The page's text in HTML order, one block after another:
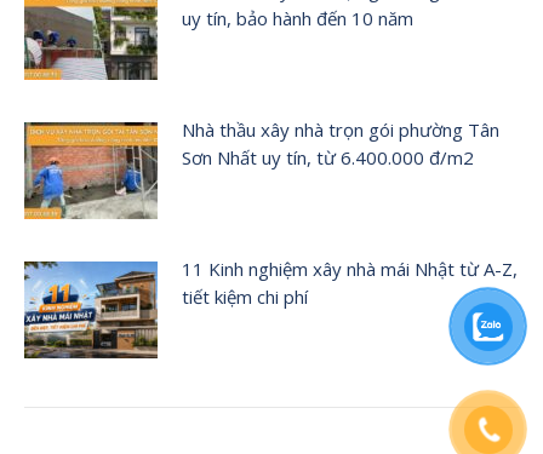
uy tín, bảo hành đến 10 năm
Nhà thầu xây nhà trọn gói phường Tân
Sơn Nhất uy tín, từ 6.400.000 đ/m2
11 Kinh nghiệm xây nhà mái Nhật từ A-Z,
tiết kiệm chi phí